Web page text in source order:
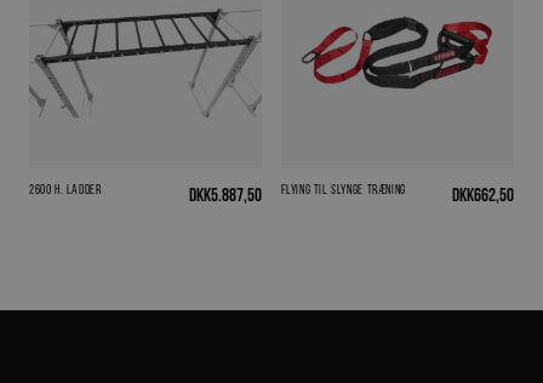
2600 H. Ladder DKK5.887,50 Flying til slynge træning DKK662,50